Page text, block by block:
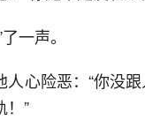
一声。
人心险恶：“你没
！”